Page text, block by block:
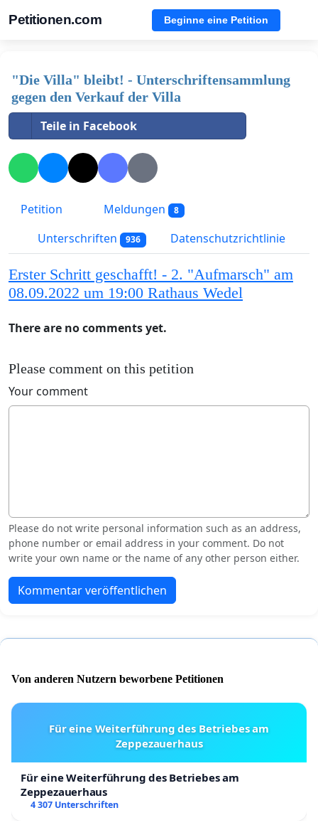
Petitionen.com Beginne eine Petition
"Die Villa" bleibt! - Unterschriftensammlung
gegen den Verkauf der Villa
Teile in Facebook
Petition Meldungen 8
Unterschriften 936 Datenschutzrichtlinie
Erster Schritt geschafft! - 2. "Aufmarsch" am
08.09.2022 um 19:00 Rathaus Wedel
There are no comments yet.
Please comment on this petition
Your comment
Please do not write personal information such as an address,
phone number or email address in your comment. Do not
write your own name or the name of any other person either.
Kommentar veröffentlichen
Von anderen Nutzern beworbene Petitionen
Für eine Weiterführung des Betriebes am
Zeppezauerhaus
Für eine Weiterführung des Betriebes am
Zeppezauerhaus
4 307 Unterschriften